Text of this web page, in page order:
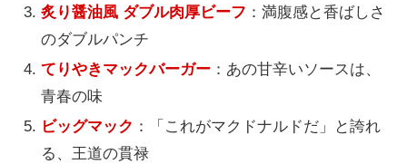
炙り醤油風 ダブル肉厚ビーフ ：満腹感と香ばしさ
のダブルパンチ
てりやきマックバーガー ：あの甘辛いソースは、
青春の味
ビッグマック ：「これがマクドナルドだ」と誇れ
る、王道の貫禄